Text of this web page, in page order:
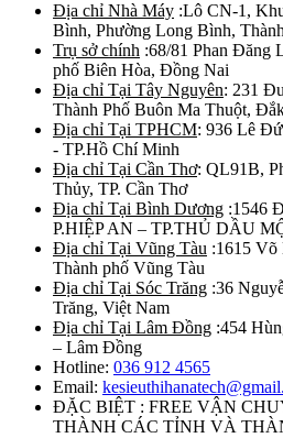
Địa chỉ Nhà Máy :Lô CN-1,
Bình, Phường Long Bình,
Trụ sở chính :68/81 Phan Đăng
phố Biên Hòa, Đồng Nai
Địa chỉ Tại Tây Nguyên: 231
Thành Phố Buôn Ma Thuột,
Địa chỉ Tại TPHCM: 936 Lê
- TP.Hồ Chí Minh
Địa chỉ Tại Cần Thơ: QL91B,
Thủy, TP. Cần Thơ
Địa chỉ Tại Bình Dương :1546
P.HIỆP AN – TP.THỦ DẦU
Địa chỉ Tại Vũng Tàu :1615 Võ
Thành phố Vũng Tàu
Địa chỉ Tại Sóc Trăng :36
Trăng, Việt Nam
Địa chỉ Tại Lâm Đồng :454
– Lâm Đồng
Hotline: 036 912 4565
Email:
ĐẶC BIỆT : FREE VẬN
THÀNH CÁC TỈNH VÀ